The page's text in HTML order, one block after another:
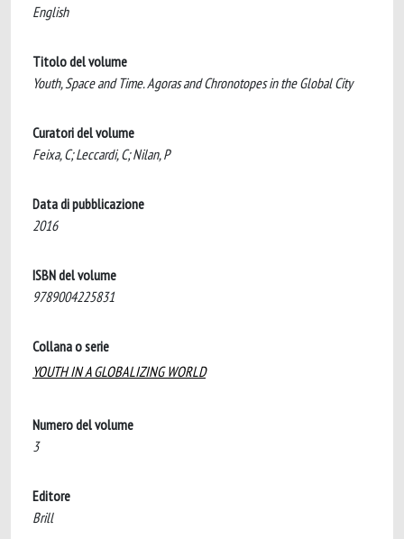
English
Titolo del volume
Youth, Space and Time. Agoras and Chronotopes in the Global City
Curatori del volume
Feixa, C; Leccardi, C; Nilan, P
Data di pubblicazione
2016
ISBN del volume
9789004225831
Collana o serie
YOUTH IN A GLOBALIZING WORLD
Numero del volume
3
Editore
Brill